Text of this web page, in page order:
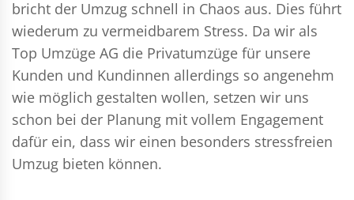
bricht der Umzug schnell in Chaos aus. Dies führt
wiederum zu vermeidbarem Stress. Da wir als
Top Umzüge AG die Privatumzüge für unsere
Kunden und Kundinnen allerdings so angenehm
wie möglich gestalten wollen, setzen wir uns
schon bei der Planung mit vollem Engagement
dafür ein, dass wir einen besonders stressfreien
Umzug bieten können.